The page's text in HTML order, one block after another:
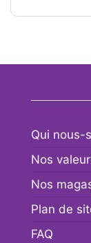
Qui nous-
Nos
Nos
Plan de
FAQ